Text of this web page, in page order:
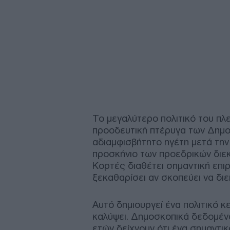
Το μεγαλύτερο πολιτικό του
προοδευτική πτέρυγα των
αδιαμφισβήτητο ηγέτη μετά
προσκήνιο των προεδρικών
Κορτές διαθέτει σημαντική
ξεκαθαρίσει αν σκοπεύει να
Αυτό δημιουργεί ένα πολιτικό
καλύψει. Δημοσκοπικά